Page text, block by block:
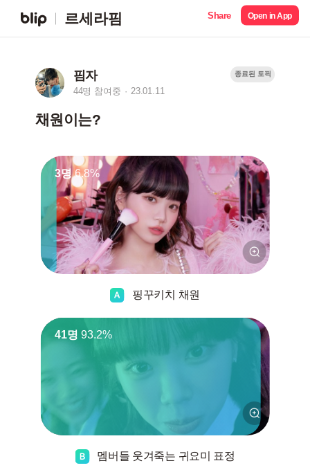
르세라핌 Share Open in App
핌자
44명 참여중 23.01.11
종료된 토픽
채원이는?
3명 6.8%
핑꾸키치 채원
41명 93.2%
멤버들 웃겨죽는 귀요미 표정